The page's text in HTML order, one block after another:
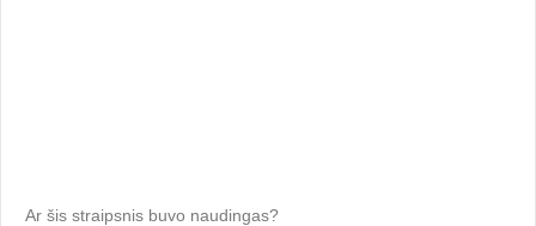
Ar šis straipsnis buvo naudingas?